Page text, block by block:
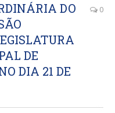
DO
DE
DIA 21 DE
0